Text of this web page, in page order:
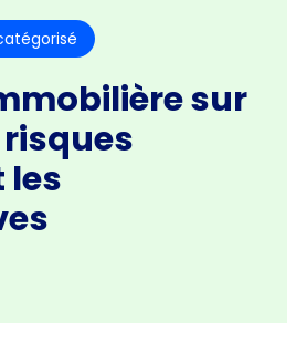
sur
risques
les